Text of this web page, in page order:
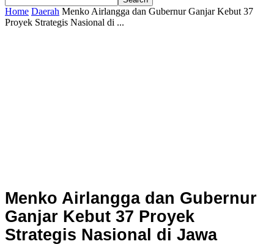
Home Daerah Menko Airlangga dan Gubernur Ganjar Kebut 37
Proyek Strategis Nasional di ...
Menko Airlangga dan Gubernur
Ganjar Kebut 37 Proyek
Strategis Nasional di Jawa